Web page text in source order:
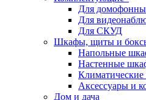
Для
Для
Для СКУД
Шкафы, щиты и
Напольные
Настенные
Аксессуары и
Дом и дача